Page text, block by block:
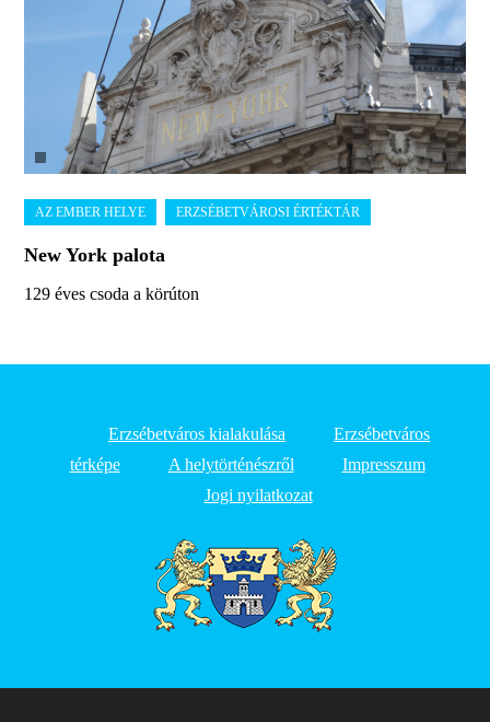
New York palota
129 éves csoda a körúton
Erzsébetváros kialakulása
Erzsébetváros
térképe
A helytörténészről
Impresszum
Jogi nyilatkozat